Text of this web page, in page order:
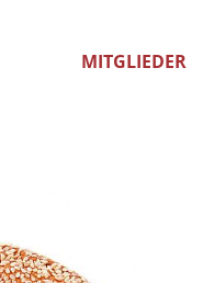
MITGLIEDER